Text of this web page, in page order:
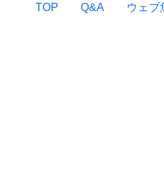
TOP Q&A ウェブ